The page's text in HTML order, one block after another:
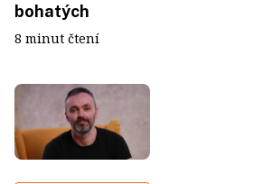
bohatých
8 minut čtení